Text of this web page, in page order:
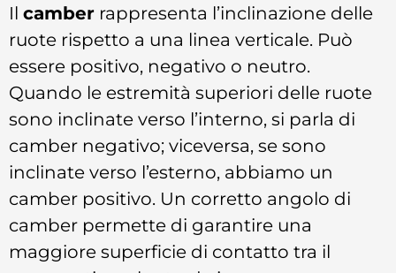
Il camber rappresenta l’inclinazione delle
ruote rispetto a una linea verticale. Può
essere positivo, negativo o neutro.
Quando le estremità superiori delle ruote
sono inclinate verso l’interno, si parla di
camber negativo; viceversa, se sono
inclinate verso l’esterno, abbiamo un
camber positivo. Un corretto angolo di
camber permette di garantire una
maggiore superficie di contatto tra il